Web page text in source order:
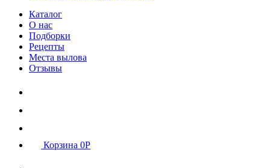
Каталог
О нас
Подборки
Рецепты
Места вылова
Отзывы
Корзина 0Р